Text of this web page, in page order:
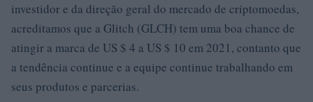
investidor e da direção geral do mercado de criptomoedas,
acreditamos que a Glitch (GLCH) tem uma boa chance de
atingir a marca de US $ 4 a US $ 10 em 2021, contanto que
a tendência continue e a equipe continue trabalhando em
seus produtos e parcerias.